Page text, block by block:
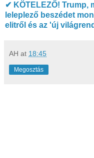
✔ KÖTELEZŐ! Trump,
leleplező beszédet
elitről és az 'új
AH at 18:45
Megosztás